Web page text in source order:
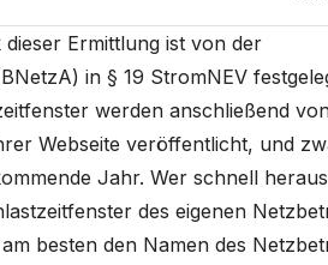
dieser Ermittlung ist von der
in § 19 StromNEV
werden anschließend
Webseite veröffentlicht, und
Jahr. Wer schnell
des eigenen
besten den Namen des